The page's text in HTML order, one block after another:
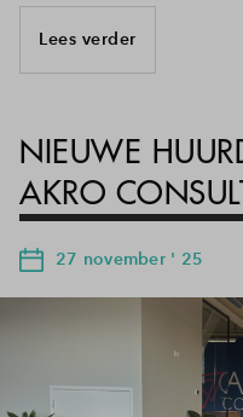
Lees verder
NIEUWE
AKRO
27 november ' 25